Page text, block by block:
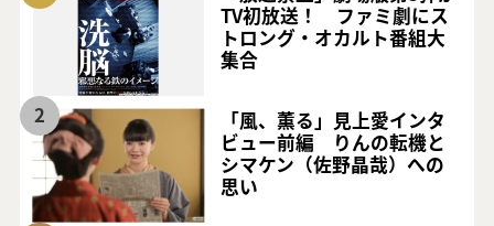
TV初放送！ ファミ劇にス
トロング・オカルト番組大
集合
2
「風、薫る」見上愛インタ
ビュー前編 りんの転機と
シマケン（佐野晶哉）への
思い